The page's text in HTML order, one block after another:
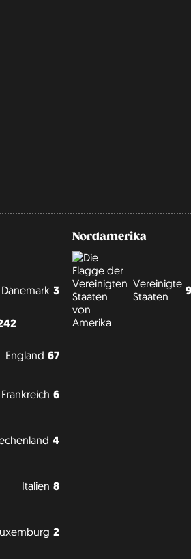
Dänemark 3
England 67
Frankreich 6
4
Italien 8
2
Nordamerika
Vereinigte
Staaten
9